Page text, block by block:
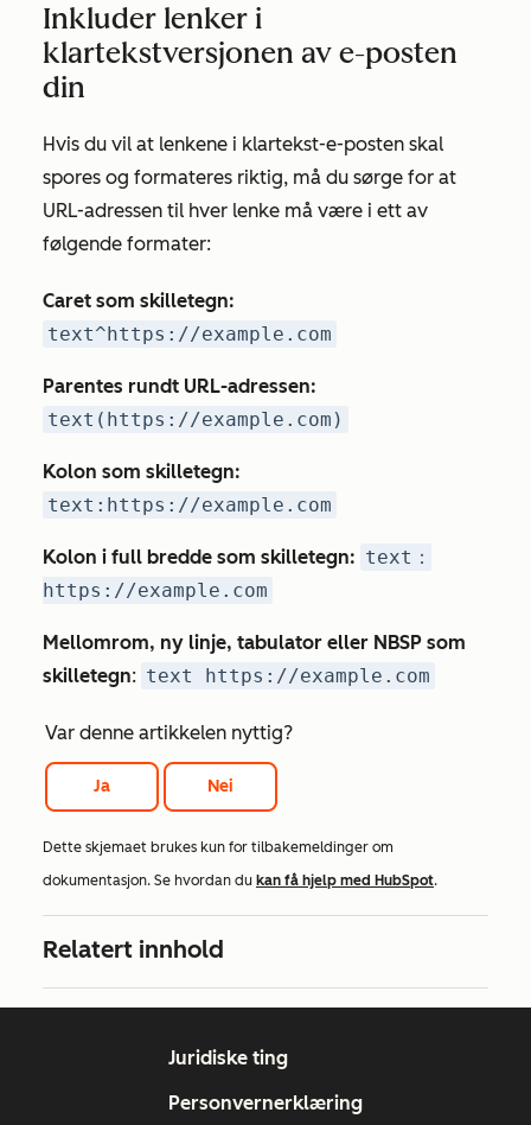
Inkluder lenker i
klartekstversjonen av e-posten
din
Hvis du vil at lenkene i klartekst-e-posten skal
spores og formateres riktig, må du sørge for at
URL-adressen til hver lenke må være i ett av
følgende formater:
Caret som skilletegn:
text^https://example.com
Parentes rundt URL-adressen:
text(https://example.com)
Kolon som skilletegn:
text:https://example.com
Kolon i full bredde som skilletegn: text：
https://example.com
Mellomrom, ny linje, tabulator eller NBSP som
skilletegn: text https://example.com
Var denne artikkelen nyttig?
Ja Nei
Dette skjemaet brukes kun for tilbakemeldinger om
dokumentasjon. Se hvordan du kan få hjelp med HubSpot.
Relatert innhold
Juridiske ting
Personvernerklæring